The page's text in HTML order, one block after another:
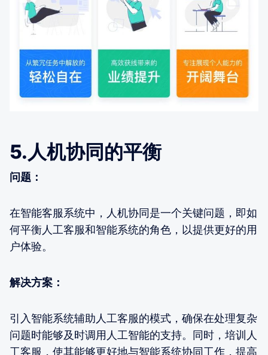
5.人机协同的平衡
问题：
在智能客服系统中，人机协同是一个关键问题，即如
何平衡人工客服和智能系统的角色，以提供更好的用
户体验。
解决方案：
引入智能系统辅助人工客服的模式，确保在处理复杂
问题时能够及时调用人工智能的支持。同时，培训人
工客服，使其能够更好地与智能系统协同工作，提高